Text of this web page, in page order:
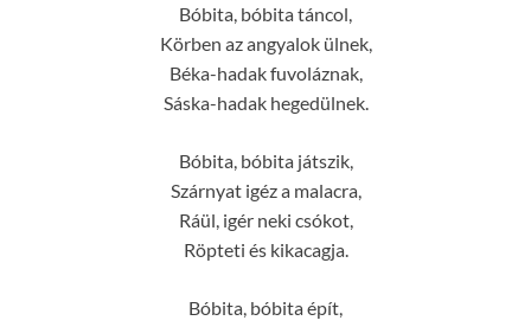
Bóbita, bóbita táncol,
Körben az angyalok ülnek,
Béka-hadak fuvoláznak,
Sáska-hadak hegedülnek.
Bóbita, bóbita játszik,
Szárnyat igéz a malacra,
Ráül, igér neki csókot,
Röpteti és kikacagja.
Bóbita, bóbita épít,